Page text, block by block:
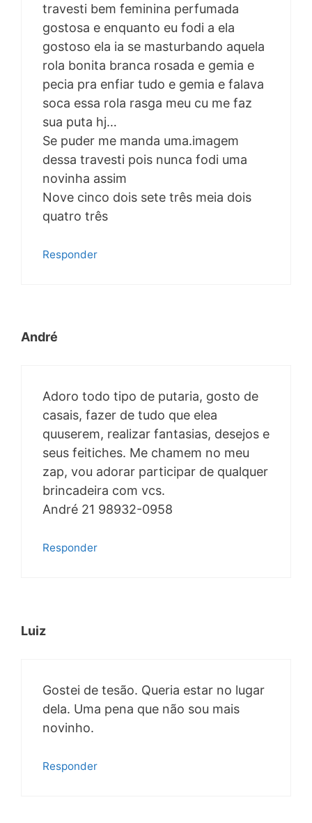
travesti bem feminina perfumada
gostosa e enquanto eu fodi a ela
gostoso ela ia se masturbando aquela
rola bonita branca rosada e gemia e
pecia pra enfiar tudo e gemia e falava
soca essa rola rasga meu cu me faz
sua puta hj…
Se puder me manda uma.imagem
dessa travesti pois nunca fodi uma
novinha assim
Nove cinco dois sete três meia dois
quatro três
Responder
André
Adoro todo tipo de putaria, gosto de
casais, fazer de tudo que elea
quuserem, realizar fantasias, desejos e
seus feitiches. Me chamem no meu
zap, vou adorar participar de qualquer
brincadeira com vcs.
André 21 98932-0958
Responder
Luiz
Gostei de tesão. Queria estar no lugar
dela. Uma pena que não sou mais
novinho.
Responder